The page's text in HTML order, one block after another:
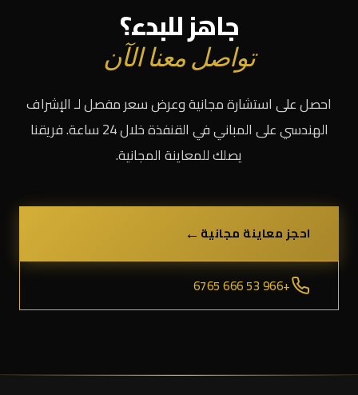
جاهز للبدء؟
تواصل معنا الآن
احصل على استشارة مجانية وعرض سعر مفصل لـ الإشراف
الهندسي على المباني في القنفذة خلال 24 ساعة. فريقنا
يصلك للمعاينة المجانية.
احجز معاينة مجانية←
+966 53 666 6765